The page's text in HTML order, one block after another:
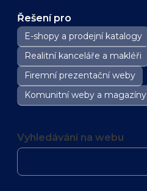
Řešení pro
E-shopy a prodejní katalogy
Realitní kanceláře a makléři
Firemní prezentační weby
Komunitní weby a magazíny
Vyhledávání na webu